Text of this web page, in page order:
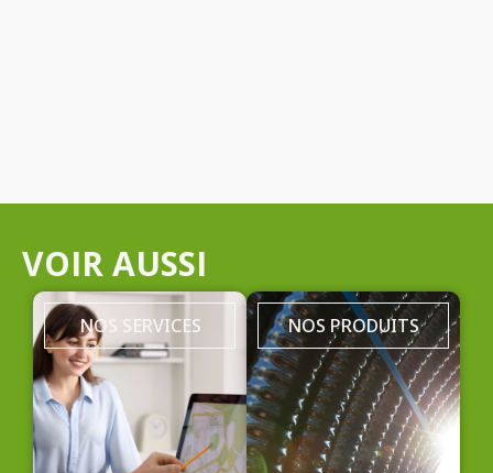
VOIR AUSSI
NOS SERVICES NOS PRODUITS